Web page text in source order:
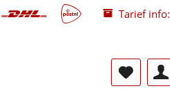
Tarief info: